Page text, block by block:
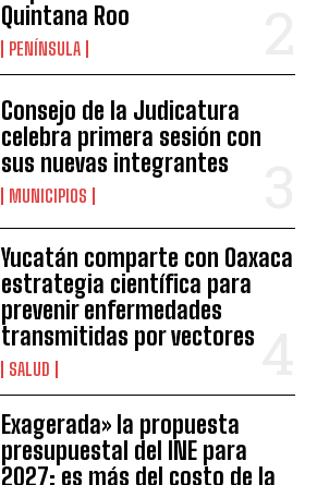
Quintana Roo
PENÍNSULA
Consejo de la Judicatura
celebra primera sesión con
sus nuevas integrantes
MUNICIPIOS
Yucatán comparte con Oaxaca
estrategia científica para
prevenir enfermedades
transmitidas por vectores
SALUD
Exagerada» la propuesta
presupuestal del INE para
2027; es más del costo de la